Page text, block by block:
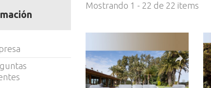
Mostrando 1 - 22 de 22 items